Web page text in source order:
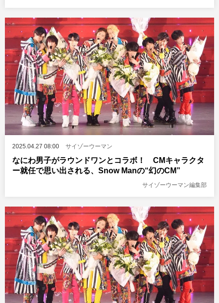
2025.04.27 08:00 サイゾーウーマン
なにわ男子がラウンドワンとコラボ！ CMキャラクタ
ー就任で思い出される、Snow Manの“幻のCM”
サイゾーウーマン編集部